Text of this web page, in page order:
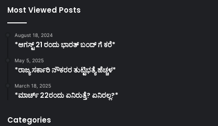
Most Viewed Posts
August 18, 2024
*ಆಗಸ್ಟ್ 21 ರಂದು ಭಾರತ್‌ ಬಂದ್‌ ಗೆ ಕರೆ*
May 5, 2025
*ರಾಜ್ಯ ಸರ್ಕಾರಿ ನೌಕರರ ತುಟ್ಟಿಭತ್ಯೆ ಹೆಚ್ಚಳ*
March 18, 2025
*ಮಾರ್ಚ್ 22ರಂದು ಏನಿರುತ್ತೆ? ಏನಿರಲ್ಲ?*
Categories